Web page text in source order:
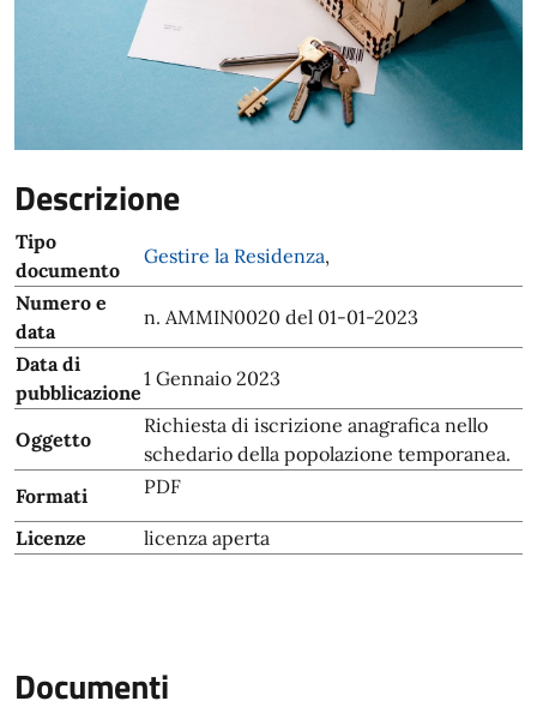
Descrizione
Tipo
documento
Gestire la Residenza,
Numero e
data
n. AMMIN0020 del 01-01-2023
Data di
pubblicazione
1 Gennaio 2023
Oggetto
Richiesta di iscrizione anagrafica nello
schedario della popolazione temporanea.
Formati
PDF
Licenze licenza aperta
Documenti